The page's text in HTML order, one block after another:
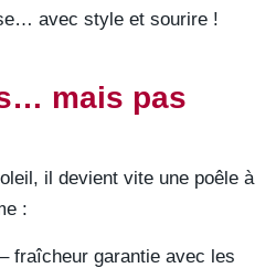
avec style et sourire !
mais pas
il devient vite une poêle à
:
fraîcheur garantie avec les